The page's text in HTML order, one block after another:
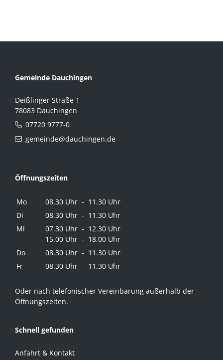
Gemeinde Dauchingen
Deißlinger Straße 1
78083 Dauchingen
07720 9777-0
gemeinde@dauchingen.de
Öffnungszeiten
Mo
08.30 Uhr - 11.30 Uhr
Di
08.30 Uhr - 11.30 Uhr
Mi
07.30 Uhr - 12.30 Uhr
15.00 Uhr - 18.00 Uhr
Do
08.30 Uhr - 11.30 Uhr
Fr
08.30 Uhr - 11.30 Uhr
Oder nach telefonischer Vereinbarung außerhalb der
Öffnungszeiten.
Schnell gefunden
Anfahrt & Kontakt